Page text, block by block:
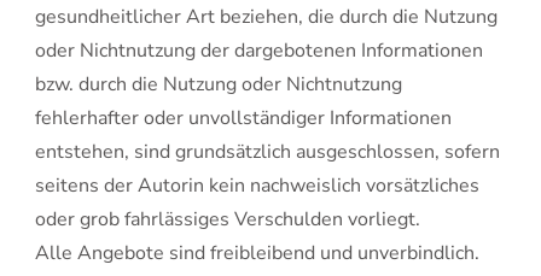
gesundheitlicher Art beziehen, die durch die Nutzung
oder Nichtnutzung der dargebotenen Informationen
bzw. durch die Nutzung oder Nichtnutzung
fehlerhafter oder unvollständiger Informationen
entstehen, sind grundsätzlich ausgeschlossen, sofern
seitens der Autorin kein nachweislich vorsätzliches
oder grob fahrlässiges Verschulden vorliegt.
Alle Angebote sind freibleibend und unverbindlich.